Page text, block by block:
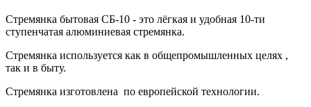
Стремянка бытовая СБ-10 - это лёгкая и удобная 10-ти
ступенчатая алюминиевая стремянка.
Стремянка используется как в общепромышленных целях ,
так и в быту.
Стремянка изготовлена по европейской технологии.